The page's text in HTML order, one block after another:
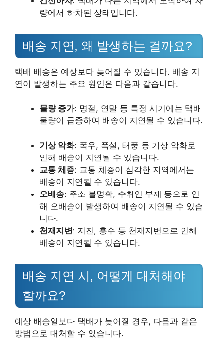
량에서 하차된 상태입니다.
배송 지연, 왜 발생하는 걸까요?
택배 배송은 예상보다 늦어질 수 있습니다. 배송 지
연이 발생하는 주요 원인은 다음과 같습니다.
물량 증가: 명절, 연말 등 특정 시기에는 택배
물량이 급증하여 배송이 지연될 수 있습니다.
기상 악화: 폭우, 폭설, 태풍 등 기상 악화로
인해 배송이 지연될 수 있습니다.
교통 체증: 교통 체증이 심각한 지역에서는
배송이 지연될 수 있습니다.
오배송: 주소 불명확, 수취인 부재 등으로 인
해 오배송이 발생하여 배송이 지연될 수 있습
니다.
천재지변: 지진, 홍수 등 천재지변으로 인해
배송이 지연될 수 있습니다.
배송 지연 시, 어떻게 대처해야
할까요?
예상 배송일보다 택배가 늦어질 경우, 다음과 같은
방법으로 대처할 수 있습니다.